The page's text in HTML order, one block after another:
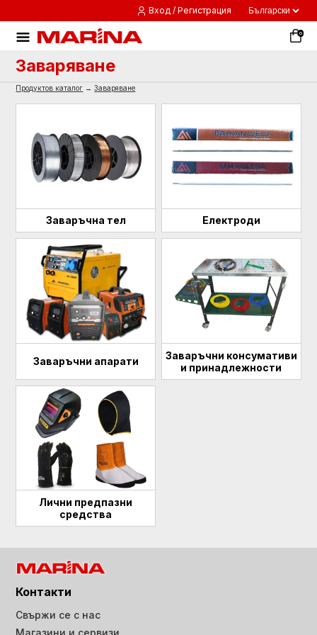
Вход / Регистрация
0
Заваряване
Продуктов каталог →Заваряване
Заваръчна тел Електроди
Заваръчни апарати
Заваръчни консумативи
и принадлежности
Лични предпазни
средства
Контакти
Свържи се с нас
Магазини и сервизи